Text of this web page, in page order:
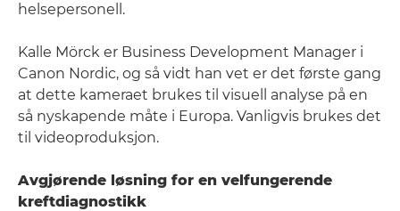
helsepersonell.
Kalle Mörck er Business Development Manager i
Canon Nordic, og så vidt han vet er det første gang
at dette kameraet brukes til visuell analyse på en
så nyskapende måte i Europa. Vanligvis brukes det
til videoproduksjon.
Avgjørende løsning for en velfungerende
kreftdiagnostikk